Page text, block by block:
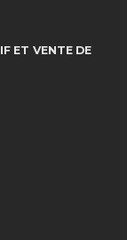
ET VENTE DE